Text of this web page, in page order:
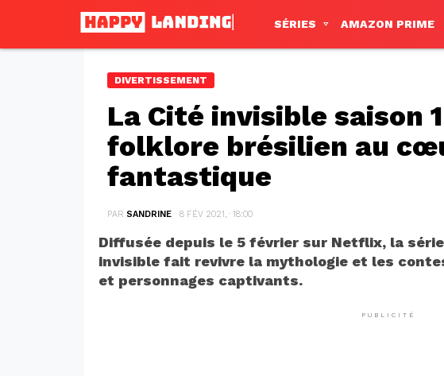
SÉRIES AMAZON PRIME
DIVERTISSEMENT
La Cité invisible saison
folklore brésilien au
fantastique
PAR SANDRINE 8 FÉV 2021, · 18:00
Diffusée depuis le 5 février sur Netflix, la
invisible fait revivre la mythologie et les
et personnages captivants.
PUBLICITÉ